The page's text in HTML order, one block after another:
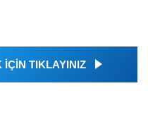
İÇİN TIKLAYINIZ